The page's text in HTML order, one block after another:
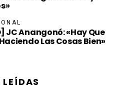
JC Anangonó: «Hay Que
Las Cosas Bien»